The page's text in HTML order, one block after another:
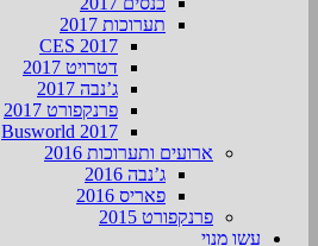
תערוכות 2017
CES 2017
דטרויט 2017
ג’נבה 2017
פרנקפורט 2017
Busworld 2017
ארועים ותערוכות 2016
ג’נבה 2016
פאריס 2016
פרנקפורט 2015
עשו מנוי